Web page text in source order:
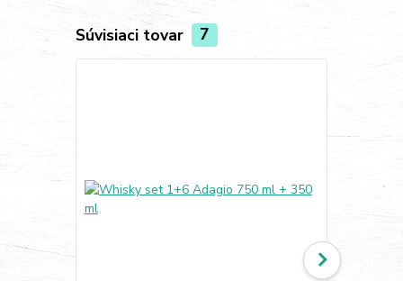
Súvisiaci tovar 7